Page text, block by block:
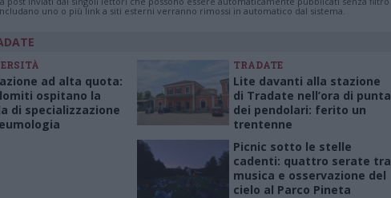
uno o più link a siti esterni verranno rimossi in automatico dal sistema.
ad alta quota:
ospitano la
di specializzazione
TRADATE
Lite davanti alla stazione
di Tradate nell’ora di punta
dei pendolari: ferito un
trentenne
Picnic sotto le stelle
cadenti: quattro serate tra
musica e osservazione del
cielo al Parco Pineta